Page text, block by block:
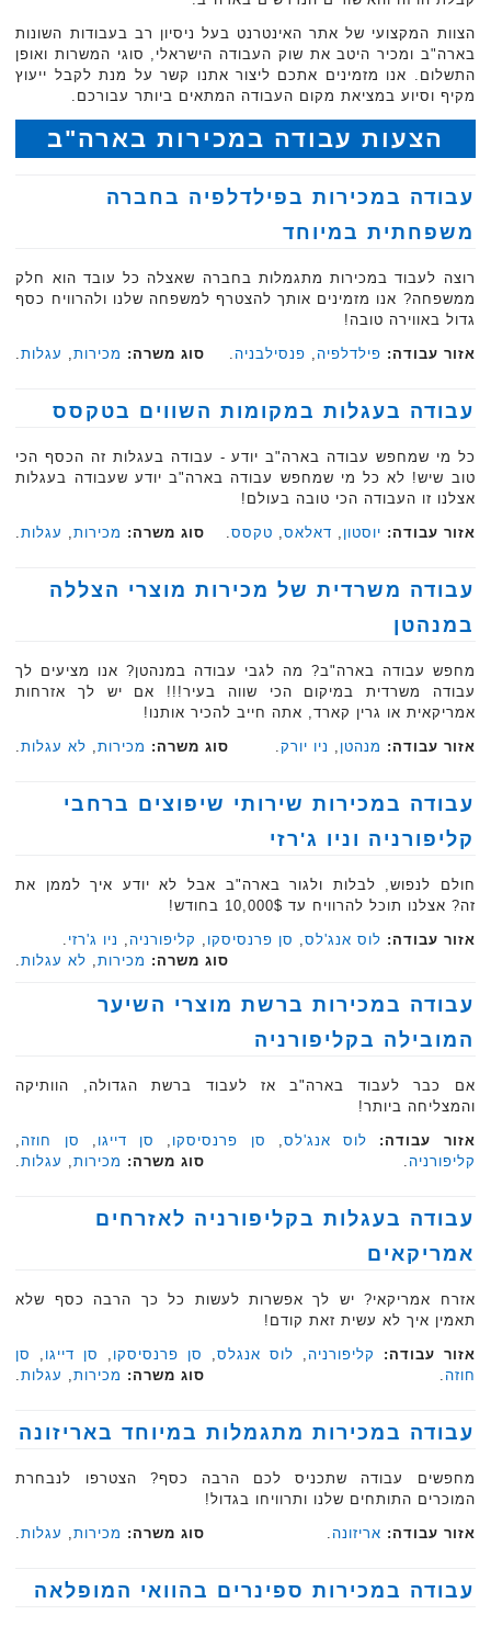
הצוות המקצועי של אתר האינטרנט בעל ניסיון רב בעבודות השונות
בארה"ב ומכיר היטב את שוק העבודה הישראלי, סוגי המשרות ואופן
התשלום. אנו מזמינים אתכם ליצור אתנו קשר על מנת לקבל ייעוץ
מקיף וסיוע במציאת מקום העבודה המתאים ביותר עבורכם.
הצעות עבודה במכירות בארה"ב
עבודה במכירות בפילדלפיה בחברה
משפחתית במיוחד
רוצה לעבוד במכירות מתגמלות בחברה שאצלה כל עובד הוא חלק
ממשפחה? אנו מזמינים אותך להצטרף למשפחה שלנו ולהרוויח כסף
גדול באווירה טובה!
אזור עבודה: פילדלפיה פנסילבניה סוג משרה: מכירות, עגלות.‏
עבודה בעגלות במקומות השווים בטקסס
כל מי שמחפש עבודה בארה"ב יודע - עבודה בעגלות זה הכסף הכי
טוב שיש! לא כל מי שמחפש עבודה בארה"ב יודע שעבודה בעגלות
אצלנו זו העבודה הכי טובה בעולם!
אזור עבודה: יוסטון דאלאס טקסס סוג משרה: מכירות, עגלות.‏
עבודה משרדית של מכירות מוצרי הצללה
במנהטן
מחפש עבודה בארה"ב? מה לגבי עבודה במנהטן? אנו מציעים לך
עבודה משרדית במיקום הכי שווה בעיר!!! אם יש לך אזרחות
אמריקאית או גרין קארד, אתה חייב להכיר אותנו!
אזור עבודה: מנהטן ניו יורק סוג משרה: מכירות, לא עגלות.‏
עבודה במכירות שירותי שיפוצים ברחבי
קליפורניה וניו ג'רזי
חולם לנפוש, לבלות ולגור בארה"ב אבל לא יודע איך לממן את
זה? אצלנו תוכל להרוויח עד 10,000$ בחודש!
אזור עבודה: לוס אנג'לס סן פרנסיסקו קליפורניה ניו ג'רזי
סוג משרה: מכירות, לא עגלות.‏
עבודה במכירות ברשת מוצרי השיער
המובילה בקליפורניה
אם כבר לעבוד בארה"ב אז לעבוד ברשת הגדולה, הוותיקה
והמצליחה ביותר!
אזור עבודה: לוס אנג'לס סן פרנסיסקו סן דייגו סן חוזה
קליפורניה
סוג משרה: מכירות, עגלות.‏
עבודה בעגלות בקליפורניה לאזרחים
אמריקאים
אזרח אמריקאי? יש לך אפשרות לעשות כל כך הרבה כסף שלא
תאמין איך לא עשית זאת קודם!
אזור עבודה: קליפורניה לוס אנגלס סן פרנסיסקו סן דייגו
סן
חוזה
סוג משרה: מכירות, עגלות.‏
עבודה במכירות מתגמלות במיוחד באריזונה
מחפשים עבודה שתכניס לכם הרבה כסף? הצטרפו לנבחרת
המוכרים התותחים שלנו ותרוויחו בגדול!
אזור עבודה: אריזונה סוג משרה: מכירות, עגלות.‏
עבודה במכירות ספינרים בהוואי המופלאה